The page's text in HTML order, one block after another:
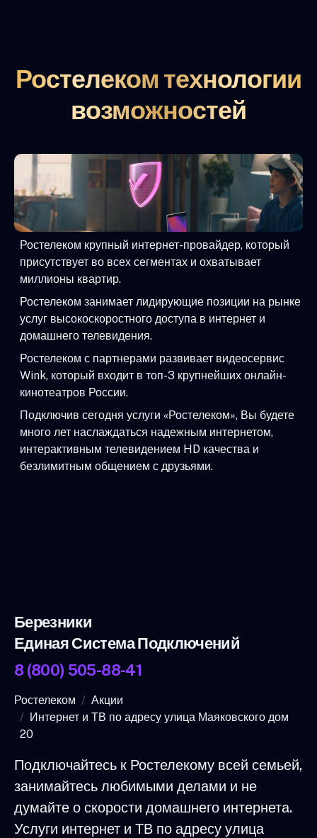
Ростелеком технологии
возможностей
Ростелеком крупный интернет-провайдер, который
присутствует во всех сегментах и охватывает
миллионы квартир.
Ростелеком занимает лидирующие позиции на рынке
услуг высокоскоростного доступа в интернет и
домашнего телевидения.
Ростелеком с партнерами развивает видеосервис
Wink, который входит в топ-3 крупнейших онлайн-
кинотеатров России.
Подключив сегодня услуги «Ростелеком», Вы будете
много лет наслаждаться надежным интернетом,
интерактивным телевидением HD качества и
безлимитным общением с друзьями.
Березники
Единая Система Подключений
8 (800) 505-88-41
Ростелеком
Акции
Интернет и ТВ по адресу улица Маяковского дом
20
Подключайтесь к Ростелекому всей семьей,
занимайтесь любимыми делами и не
думайте о скорости домашнего интернета.
Услуги интернет и ТВ по адресу улица